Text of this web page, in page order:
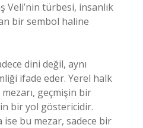
Veli’nin türbesi, insanlık
bir sembol haline
dini değil, aynı
ifade eder. Yerel halk
mezarı, geçmişin bir
bir yol göstericidir.
ise bu mezar, sadece bir